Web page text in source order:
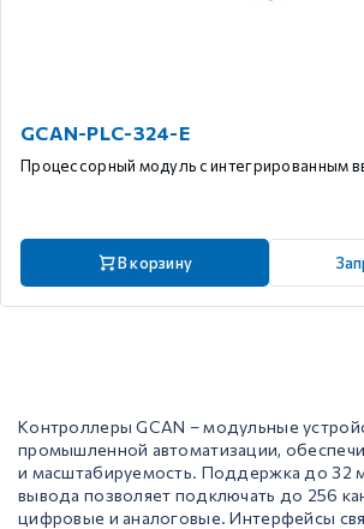
GCAN-PLC-324-E
Процессорный модуль с интегрированным
В корзину
Контроллеры GCAN – модульные
промышленной автоматизации,
и масштабируемость. Поддержка до 32
вывода позволяет подключать до 256
цифровые и аналоговые. Интерфейсы